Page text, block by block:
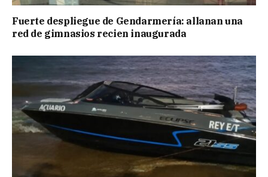
Fuerte despliegue de Gendarmería: allanan una
red de gimnasios recien inaugurada